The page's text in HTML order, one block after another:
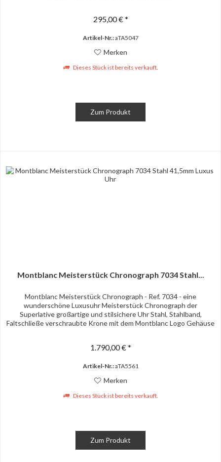
295,00 € *
Artikel-Nr.:aTA5047
Merken
Dieses Stück ist bereits verkauft.
Zum Produkt
Montblanc Meisterstück Chronograph 7034 Stahl...
Montblanc Meisterstück Chronograph - Ref. 7034 - eine
wunderschöne Luxusuhr Meisterstück Chronograph der
Superlative großartige und stilsichere Uhr Stahl, Stahlband,
Faltschließe verschraubte Krone mit dem Montblanc Logo Gehäuse
1.790,00 € *
Artikel-Nr.:aTA5561
Merken
Dieses Stück ist bereits verkauft.
Zum Produkt